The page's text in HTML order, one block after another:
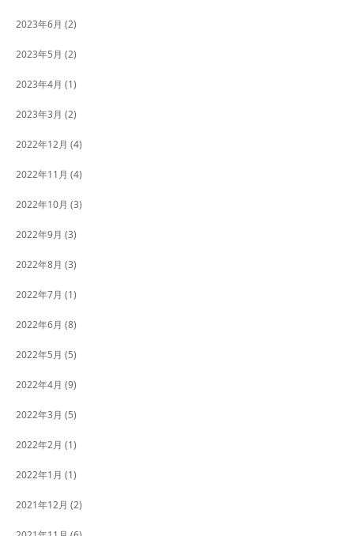
2023年6月 (2)
2023年5月 (2)
2023年4月 (1)
2023年3月 (2)
2022年12月 (4)
2022年11月 (4)
2022年10月 (3)
2022年9月 (3)
2022年8月 (3)
2022年7月 (1)
2022年6月 (8)
2022年5月 (5)
2022年4月 (9)
2022年3月 (5)
2022年2月 (1)
2022年1月 (1)
2021年12月 (2)